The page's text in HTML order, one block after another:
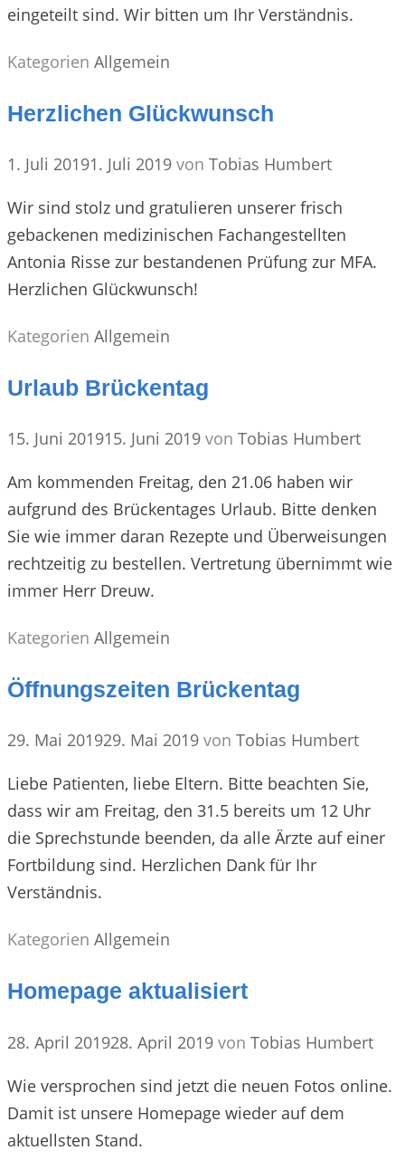
eingeteilt sind. Wir bitten um Ihr Verständnis.
Kategorien Allgemein
Herzlichen Glückwunsch
1. Juli 20191. Juli 2019 von Tobias Humbert
Wir sind stolz und gratulieren unserer frisch
gebackenen medizinischen Fachangestellten
Antonia Risse zur bestandenen Prüfung zur MFA.
Herzlichen Glückwunsch!
Kategorien Allgemein
Urlaub Brückentag
15. Juni 201915. Juni 2019 von Tobias Humbert
Am kommenden Freitag, den 21.06 haben wir
aufgrund des Brückentages Urlaub. Bitte denken
Sie wie immer daran Rezepte und Überweisungen
rechtzeitig zu bestellen. Vertretung übernimmt wie
immer Herr Dreuw.
Kategorien Allgemein
Öffnungszeiten Brückentag
29. Mai 201929. Mai 2019 von Tobias Humbert
Liebe Patienten, liebe Eltern. Bitte beachten Sie,
dass wir am Freitag, den 31.5 bereits um 12 Uhr
die Sprechstunde beenden, da alle Ärzte auf einer
Fortbildung sind. Herzlichen Dank für Ihr
Verständnis.
Kategorien Allgemein
Homepage aktualisiert
28. April 201928. April 2019 von Tobias Humbert
Wie versprochen sind jetzt die neuen Fotos online.
Damit ist unsere Homepage wieder auf dem
aktuellsten Stand.